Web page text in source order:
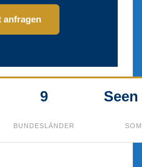
anfragen
9
BUNDESLÄNDER